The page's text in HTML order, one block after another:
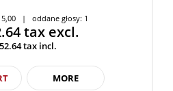
5,00 | oddane głosy: 1
tax excl.
tax incl.
MORE